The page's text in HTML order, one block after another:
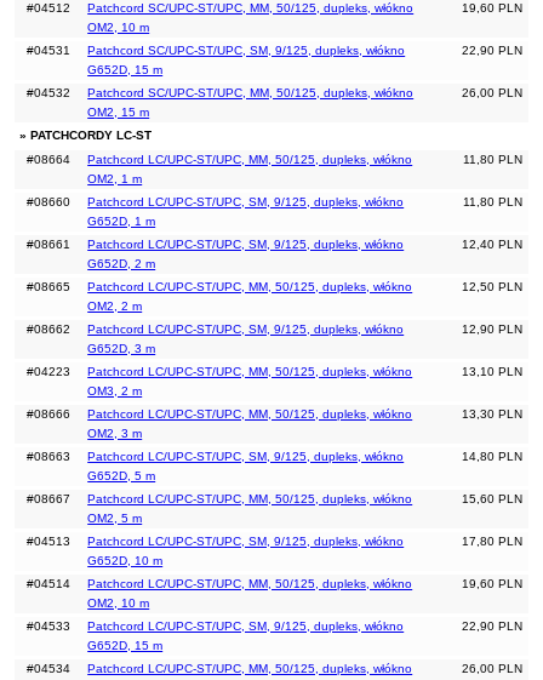
19,60 PLN
#04512
Patchcord SC/UPC-ST/UPC, MM, 50/125, dupleks, włókno
OM2, 10 m
22,90 PLN
#04531
Patchcord SC/UPC-ST/UPC, SM, 9/125, dupleks, włókno
G652D, 15 m
26,00 PLN
#04532
Patchcord SC/UPC-ST/UPC, MM, 50/125, dupleks, włókno
OM2, 15 m
» PATCHCORDY LC-ST
11,80 PLN
#08664
Patchcord LC/UPC-ST/UPC, MM, 50/125, dupleks, włókno
OM2, 1 m
11,80 PLN
#08660
Patchcord LC/UPC-ST/UPC, SM, 9/125, dupleks, włókno
G652D, 1 m
12,40 PLN
#08661
Patchcord LC/UPC-ST/UPC, SM, 9/125, dupleks, włókno
G652D, 2 m
12,50 PLN
#08665
Patchcord LC/UPC-ST/UPC, MM, 50/125, dupleks, włókno
OM2, 2 m
12,90 PLN
#08662
Patchcord LC/UPC-ST/UPC, SM, 9/125, dupleks, włókno
G652D, 3 m
13,10 PLN
#04223
Patchcord LC/UPC-ST/UPC, MM, 50/125, dupleks, włókno
OM3, 2 m
13,30 PLN
#08666
Patchcord LC/UPC-ST/UPC, MM, 50/125, dupleks, włókno
OM2, 3 m
14,80 PLN
#08663
Patchcord LC/UPC-ST/UPC, SM, 9/125, dupleks, włókno
G652D, 5 m
15,60 PLN
#08667
Patchcord LC/UPC-ST/UPC, MM, 50/125, dupleks, włókno
OM2, 5 m
17,80 PLN
#04513
Patchcord LC/UPC-ST/UPC, SM, 9/125, dupleks, włókno
G652D, 10 m
19,60 PLN
#04514
Patchcord LC/UPC-ST/UPC, MM, 50/125, dupleks, włókno
OM2, 10 m
22,90 PLN
#04533
Patchcord LC/UPC-ST/UPC, SM, 9/125, dupleks, włókno
G652D, 15 m
26,00 PLN
#04534
Patchcord LC/UPC-ST/UPC, MM, 50/125, dupleks, włókno